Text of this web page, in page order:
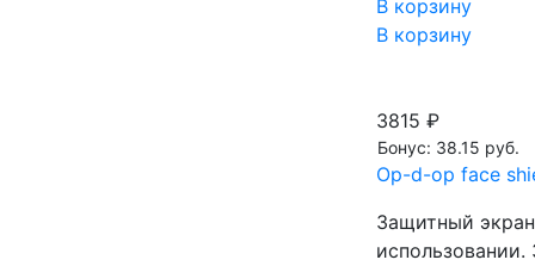
В корзину
В корзину
3815 ₽
Бонус: 38.15 руб.
Op-d-op face
Защитный